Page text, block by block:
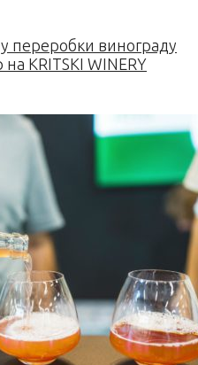
переробки винограду
KRITSKI WINERY